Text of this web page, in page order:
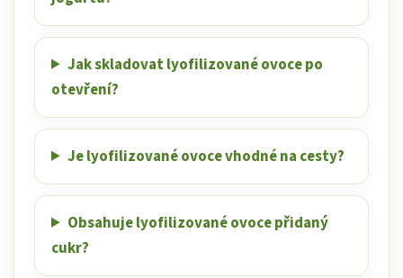
Jak skladovat lyofilizované ovoce po
otevření?
Je lyofilizované ovoce vhodné na cesty?
Obsahuje lyofilizované ovoce přidaný
cukr?